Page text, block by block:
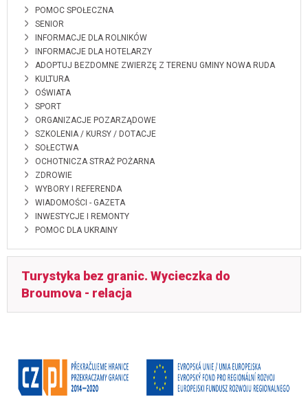
POMOC SPOŁECZNA
SENIOR
INFORMACJE DLA ROLNIKÓW
INFORMACJE DLA HOTELARZY
ADOPTUJ BEZDOMNE ZWIERZĘ Z TERENU GMINY NOWA RUDA
KULTURA
OŚWIATA
SPORT
ORGANIZACJE POZARZĄDOWE
SZKOLENIA / KURSY / DOTACJE
SOŁECTWA
OCHOTNICZA STRAŻ POŻARNA
ZDROWIE
WYBORY I REFERENDA
WIADOMOŚCI - GAZETA
INWESTYCJE I REMONTY
POMOC DLA UKRAINY
Turystyka bez granic. Wycieczka do
Broumova - relacja